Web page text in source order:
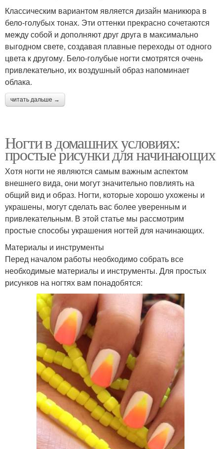
Классическим вариантом является дизайн маникюра в
бело-голубых тонах. Эти оттенки прекрасно сочетаются
между собой и дополняют друг друга в максимально
выгодном свете, создавая плавные переходы от одного
цвета к другому. Бело-голубые ногти смотрятся очень
привлекательно, их воздушный образ напоминает
облака.
читать дальше →
Ногти в домашних условиях:
простые рисунки для начинающих
Хотя ногти не являются самым важным аспектом
внешнего вида, они могут значительно повлиять на
общий вид и образ. Ногти, которые хорошо ухожены и
украшены, могут сделать вас более уверенным и
привлекательным. В этой статье мы рассмотрим
простые способы украшения ногтей для начинающих.
Материалы и инструменты
Перед началом работы необходимо собрать все
необходимые материалы и инструменты. Для простых
рисунков на ногтях вам понадобятся: